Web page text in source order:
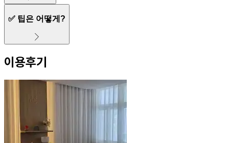
✅ 팁은 어떻게?
이용후기